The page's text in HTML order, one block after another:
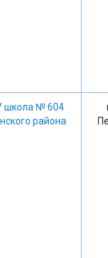
школа № 604
района